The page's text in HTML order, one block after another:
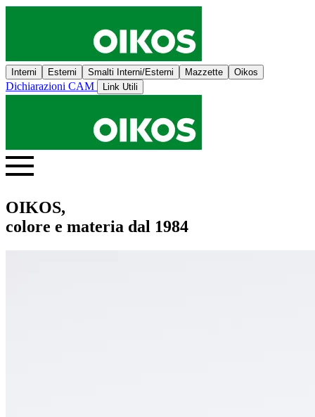
Interni Esterni Smalti Interni/Esterni Mazzette Oikos
Dichiarazioni CAM Link Utili
OIKOS,
colore e materia dal 1984